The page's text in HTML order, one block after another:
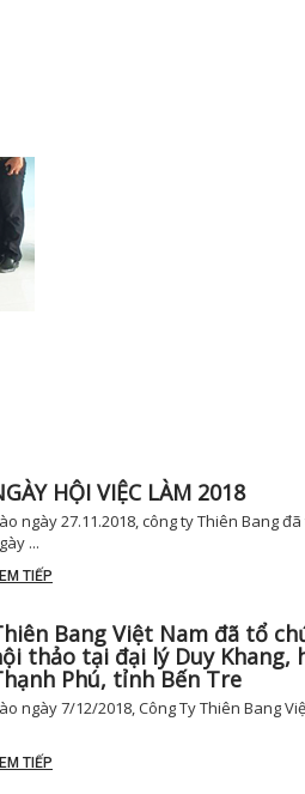
HỘI VIỆC LÀM 2018
ngày 27.11.2018, công ty Thiên Bang
...
TIẾP
Bang Việt Nam đã tổ
thảo tại đại lý Duy Khang,
Phú, tỉnh Bến Tre
ngày 7/12/2018, Công Ty Thiên Bang
TIẾP